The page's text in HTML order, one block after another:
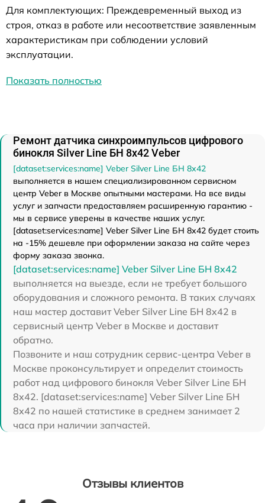
Для комплектующих: Преждевременный выход из
строя, отказ в работе или несоответствие заявленным
характеристикам при соблюдении условий
эксплуатации.
Показать полностью
Ремонт датчика синхроимпульсов цифрового
бинокля Silver Line БН 8x42 Veber
[dataset:services:name] Veber Silver Line БН 8x42
выполняется в нашем специализированном сервисном
центр Veber в Москве опытными мастерами. На все виды
услуг и запчасти предоставляем расширенную гарантию -
мы в сервисе уверены в качестве наших услуг.
[dataset:services:name] Veber Silver Line БН 8x42 будет стоить
на -15% дешевле при оформлении заказа на сайте через
форму заказа звонка.
[dataset:services:name] Veber Silver Line БН 8x42
выполняется на выезде, если не требует большого
оборудования и сложного ремонта. В таких случаях
наш мастер доставит Veber Silver Line БН 8x42 в
сервисный центр Veber в Москве и доставит
обратно.
Позвоните и наш сотрудник сервис-центра Veber в
Москве проконсультирует и определит стоимость
работ над цифрового бинокля Veber Silver Line БН
8x42. [dataset:services:name] Veber Silver Line БН
8x42 по нашей статистике в среднем занимает 2
часа при наличии запчастей.
Отзывы клиентов